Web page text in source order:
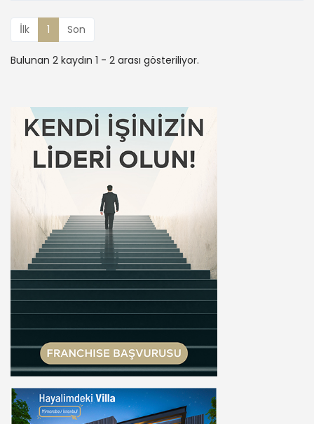
İlk 1 Son
Bulunan 2 kaydın 1 - 2 arası gösteriliyor.